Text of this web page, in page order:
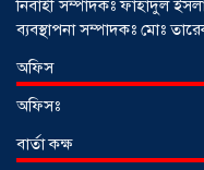
নির্বাহী সম্পাদকঃ ফাহাদুল
ব্যবস্থাপনা সম্পাদকঃ মোঃ
অফিস
অফিসঃ
বার্তা কক্ষ